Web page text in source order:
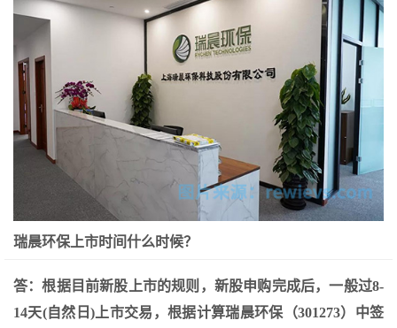
瑞晨环保上市时间什么时候？
答：根据目前新股上市的规则，新股申购完成后，一般过8-
14天(自然日)上市交易，根据计算瑞晨环保（301273）中签